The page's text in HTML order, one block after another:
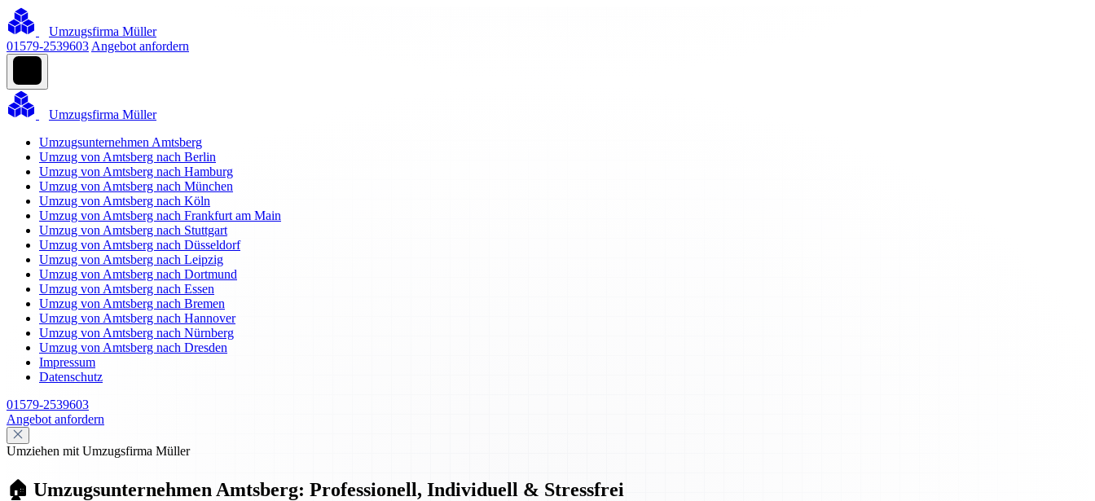
Umzugsfirma Müller
01579-2539603 Angebot anfordern
Umzugsfirma Müller
Umzugsunternehmen Amtsberg
Umzug von Amtsberg nach Berlin
Umzug von Amtsberg nach Hamburg
Umzug von Amtsberg nach München
Umzug von Amtsberg nach Köln
Umzug von Amtsberg nach Frankfurt am Main
Umzug von Amtsberg nach Stuttgart
Umzug von Amtsberg nach Düsseldorf
Umzug von Amtsberg nach Leipzig
Umzug von Amtsberg nach Dortmund
Umzug von Amtsberg nach Essen
Umzug von Amtsberg nach Bremen
Umzug von Amtsberg nach Hannover
Umzug von Amtsberg nach Nürnberg
Umzug von Amtsberg nach Dresden
Impressum
Datenschutz
01579-2539603
Angebot anfordern
Umziehen mit Umzugsfirma Müller
🏠 Umzugsunternehmen Amtsberg: Professionell, Individuell & Stressfrei